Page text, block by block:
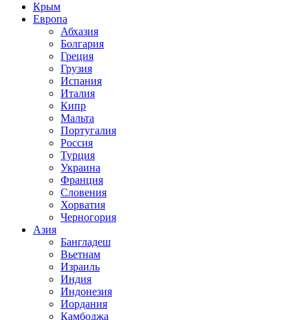
Крым
Европа
Абхазия
Болгария
Греция
Грузия
Испания
Италия
Кипр
Мальта
Португалия
Россия
Турция
Украина
Франция
Словения
Хорватия
Черногория
Азия
Бангладеш
Вьетнам
Израиль
Индия
Индонезия
Иордания
Камбоджа